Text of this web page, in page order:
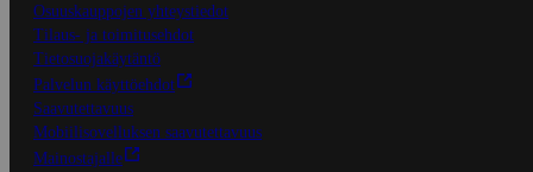
Osuuskauppojen yhteystiedot
Tilaus- ja toimitusehdot
Tietosuojakäytäntö
Palvelun käyttöehdot
Saavutettavuus
Mobiilisovelluksen saavutettavuus
Mainostajalle